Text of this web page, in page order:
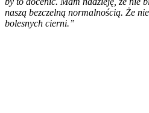
naszą bezczelną normalnością. Że
bolesnych cierni.”